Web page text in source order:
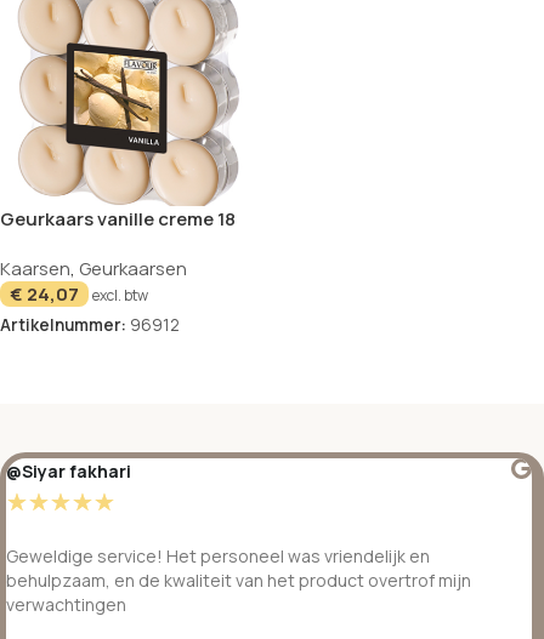
Geurkaars vanille creme 18
Kaarsen, Geurkaarsen
€ 24,07 excl. btw
Artikelnummer: 96912
@Siyar fakhari
☆☆☆☆☆
Geweldige service! Het personeel was vriendelijk en
behulpzaam, en de kwaliteit van het product overtrof mijn
verwachtingen